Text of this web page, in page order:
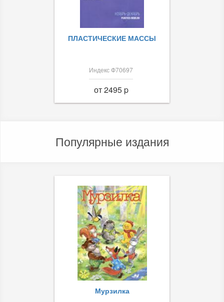
ПЛАСТИЧЕСКИЕ МАССЫ
Индекс Ф70697
от 2495 p
Популярные издания
Мурзилка